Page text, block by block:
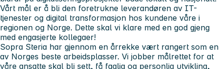
Vårt mål er å bli den foretrukne leverandøren av IT-
tjenester og digital transformasjon hos kundene våre i
regionen og Norge. Dette skal vi klare med en god gjeng
med engasjerte kollegaer!
Sopra Steria har gjennom en årrekke vært rangert som en
av Norges beste arbeidsplasser. Vi jobber målrettet for at
våre ansatte skal bli sett, få faglig og personlig utvikling,